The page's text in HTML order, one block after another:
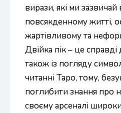
вирази, які ми
повсякденному житті,
жартівливому та
Двійка пік – це
також із погляду
читанні Таро, тому,
поглибити знання про
своєму арсеналі